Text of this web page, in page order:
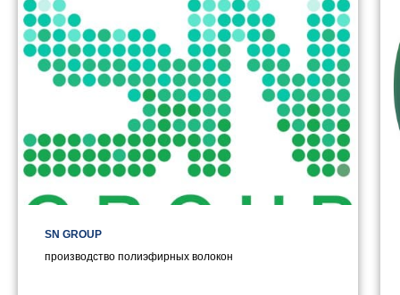
SN GROUP
производство полиэфирных волокон